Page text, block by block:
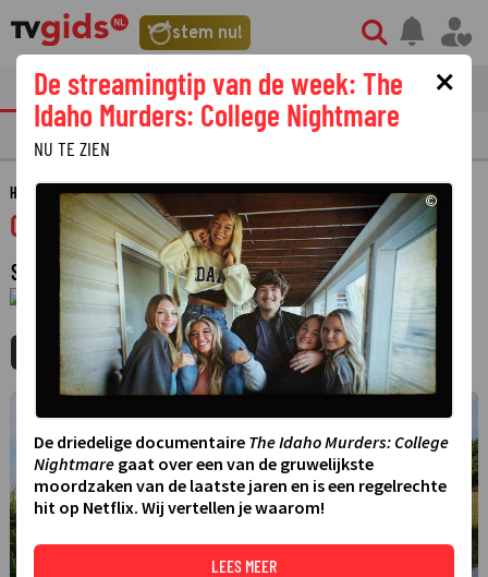
stem nu!
tvgids streaming nieuws
PRIMETIME GEMIST
HOME GIDS OOST NIEUWS
Oost Nieuws
SPORTNIEUWS
1 JANUARI 1970 01:00 - 01:00
MIJNGIDS AGENDA DELEN
×
De streamingtip van de week: The
Idaho Murders: College Nightmare
NU TE ZIEN
©
De driedelige documentaire The Idaho Murders: College
Nightmare gaat over een van de gruwelijkste
moordzaken van de laatste jaren en is een regelrechte
hit op Netflix. Wij vertellen je waarom!
LEES MEER